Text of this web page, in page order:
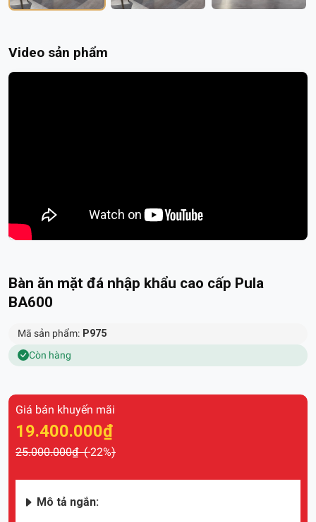
Video sản phẩm
Bàn ăn mặt đá nhập khẩu cao cấp Pula
BA600
Mã sản phẩm:P975
Còn hàng
Giá bán khuyến mãi
19.400.000₫
25.000.000₫ (-22%)
Mô tả ngắn: